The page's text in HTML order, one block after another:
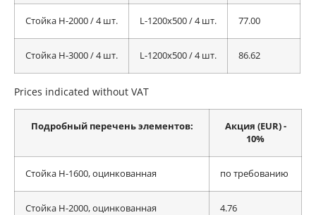
Стойка H-2000 / 4 шт. L-1200x500 / 4 шт. 77.00
Стойка H-3000 / 4 шт. L-1200x500 / 4 шт. 86.62
Prices indicated without VAT
Подробный перечень элементов:
Акция (EUR) -
10%
Стойка H-1600, оцинкованная по требованию
Стойка H-2000, оцинкованная 4.76